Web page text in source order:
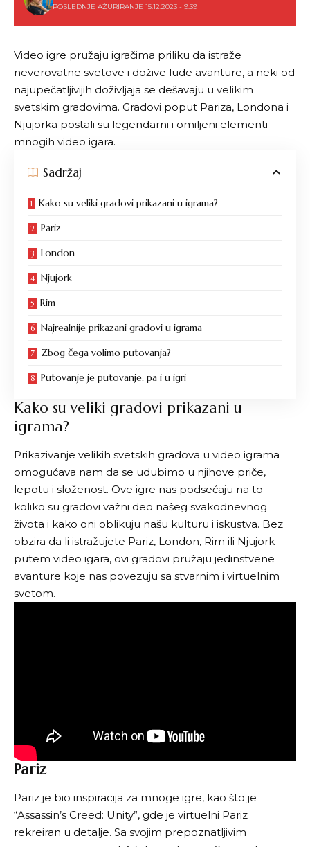
POSLEDNJE AŽURIRANJE 15.12.2023 - 9:39
Video igre pružaju igračima priliku da istraže
neverovatne svetove i dožive lude avanture, a neki od
najupečatljivijih doživljaja se dešavaju u velikim
svetskim gradovima. Gradovi poput Pariza, Londona i
Njujorka postali su legendarni i omiljeni elementi
mnogih video igara.
Sadržaj
Kako su veliki gradovi prikazani u igrama?
Pariz
London
Njujork
Rim
Najrealnije prikazani gradovi u igrama
Zbog čega volimo putovanja?
Putovanje je putovanje, pa i u igri
Kako su veliki gradovi prikazani u
igrama?
Prikazivanje velikih svetskih gradova u video igrama
omogućava nam da se udubimo u njihove priče,
lepotu i složenost. Ove igre nas podsećaju na to
koliko su gradovi važni deo našeg svakodnevnog
života i kako oni oblikuju našu kulturu i iskustva. Bez
obzira da li istražujete Pariz, London, Rim ili Njujork
putem video igara, ovi gradovi pružaju jedinstvene
avanture koje nas povezuju sa stvarnim i virtuelnim
svetom.
Pariz
Pariz je bio inspiracija za mnoge igre, kao što je
“Assassin’s Creed: Unity”, gde je virtuelni Pariz
rekreiran u detalje. Sa svojim prepoznatljivim